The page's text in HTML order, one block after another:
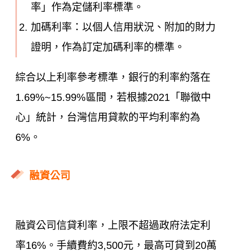
率」作為定儲利率標準。
加碼利率：以個人信用狀況、附加的財力
證明，作為訂定加碼利率的標準。
綜合以上利率參考標準，銀行的利率約落在
1.69%~15.99%區間，若根據2021「聯徵中
心」統計，台灣信用貸款的平均利率約為
6%。
融資公司
融資公司信貸利率，上限不超過政府法定利
率16%。手續費約3,500元，最高可貸到20萬